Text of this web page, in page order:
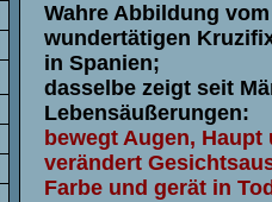
Wahre Abbildung vom
wundertätigen
in Spanien;
dasselbe zeigt seit
Lebensäußerungen:
bewegt Augen, Haupt
verändert
Farbe und gerät in